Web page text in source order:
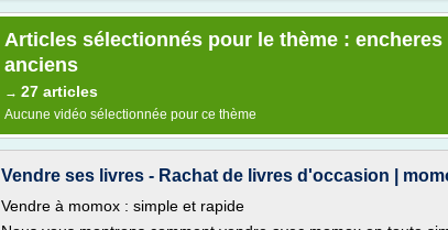
Articles sélectionnés pour le thème :
anciens
→ 27 articles
Aucune vidéo sélectionnée pour ce thème
Vendre ses livres - Rachat de livres d'occasion |
Vendre à momox : simple et rapide